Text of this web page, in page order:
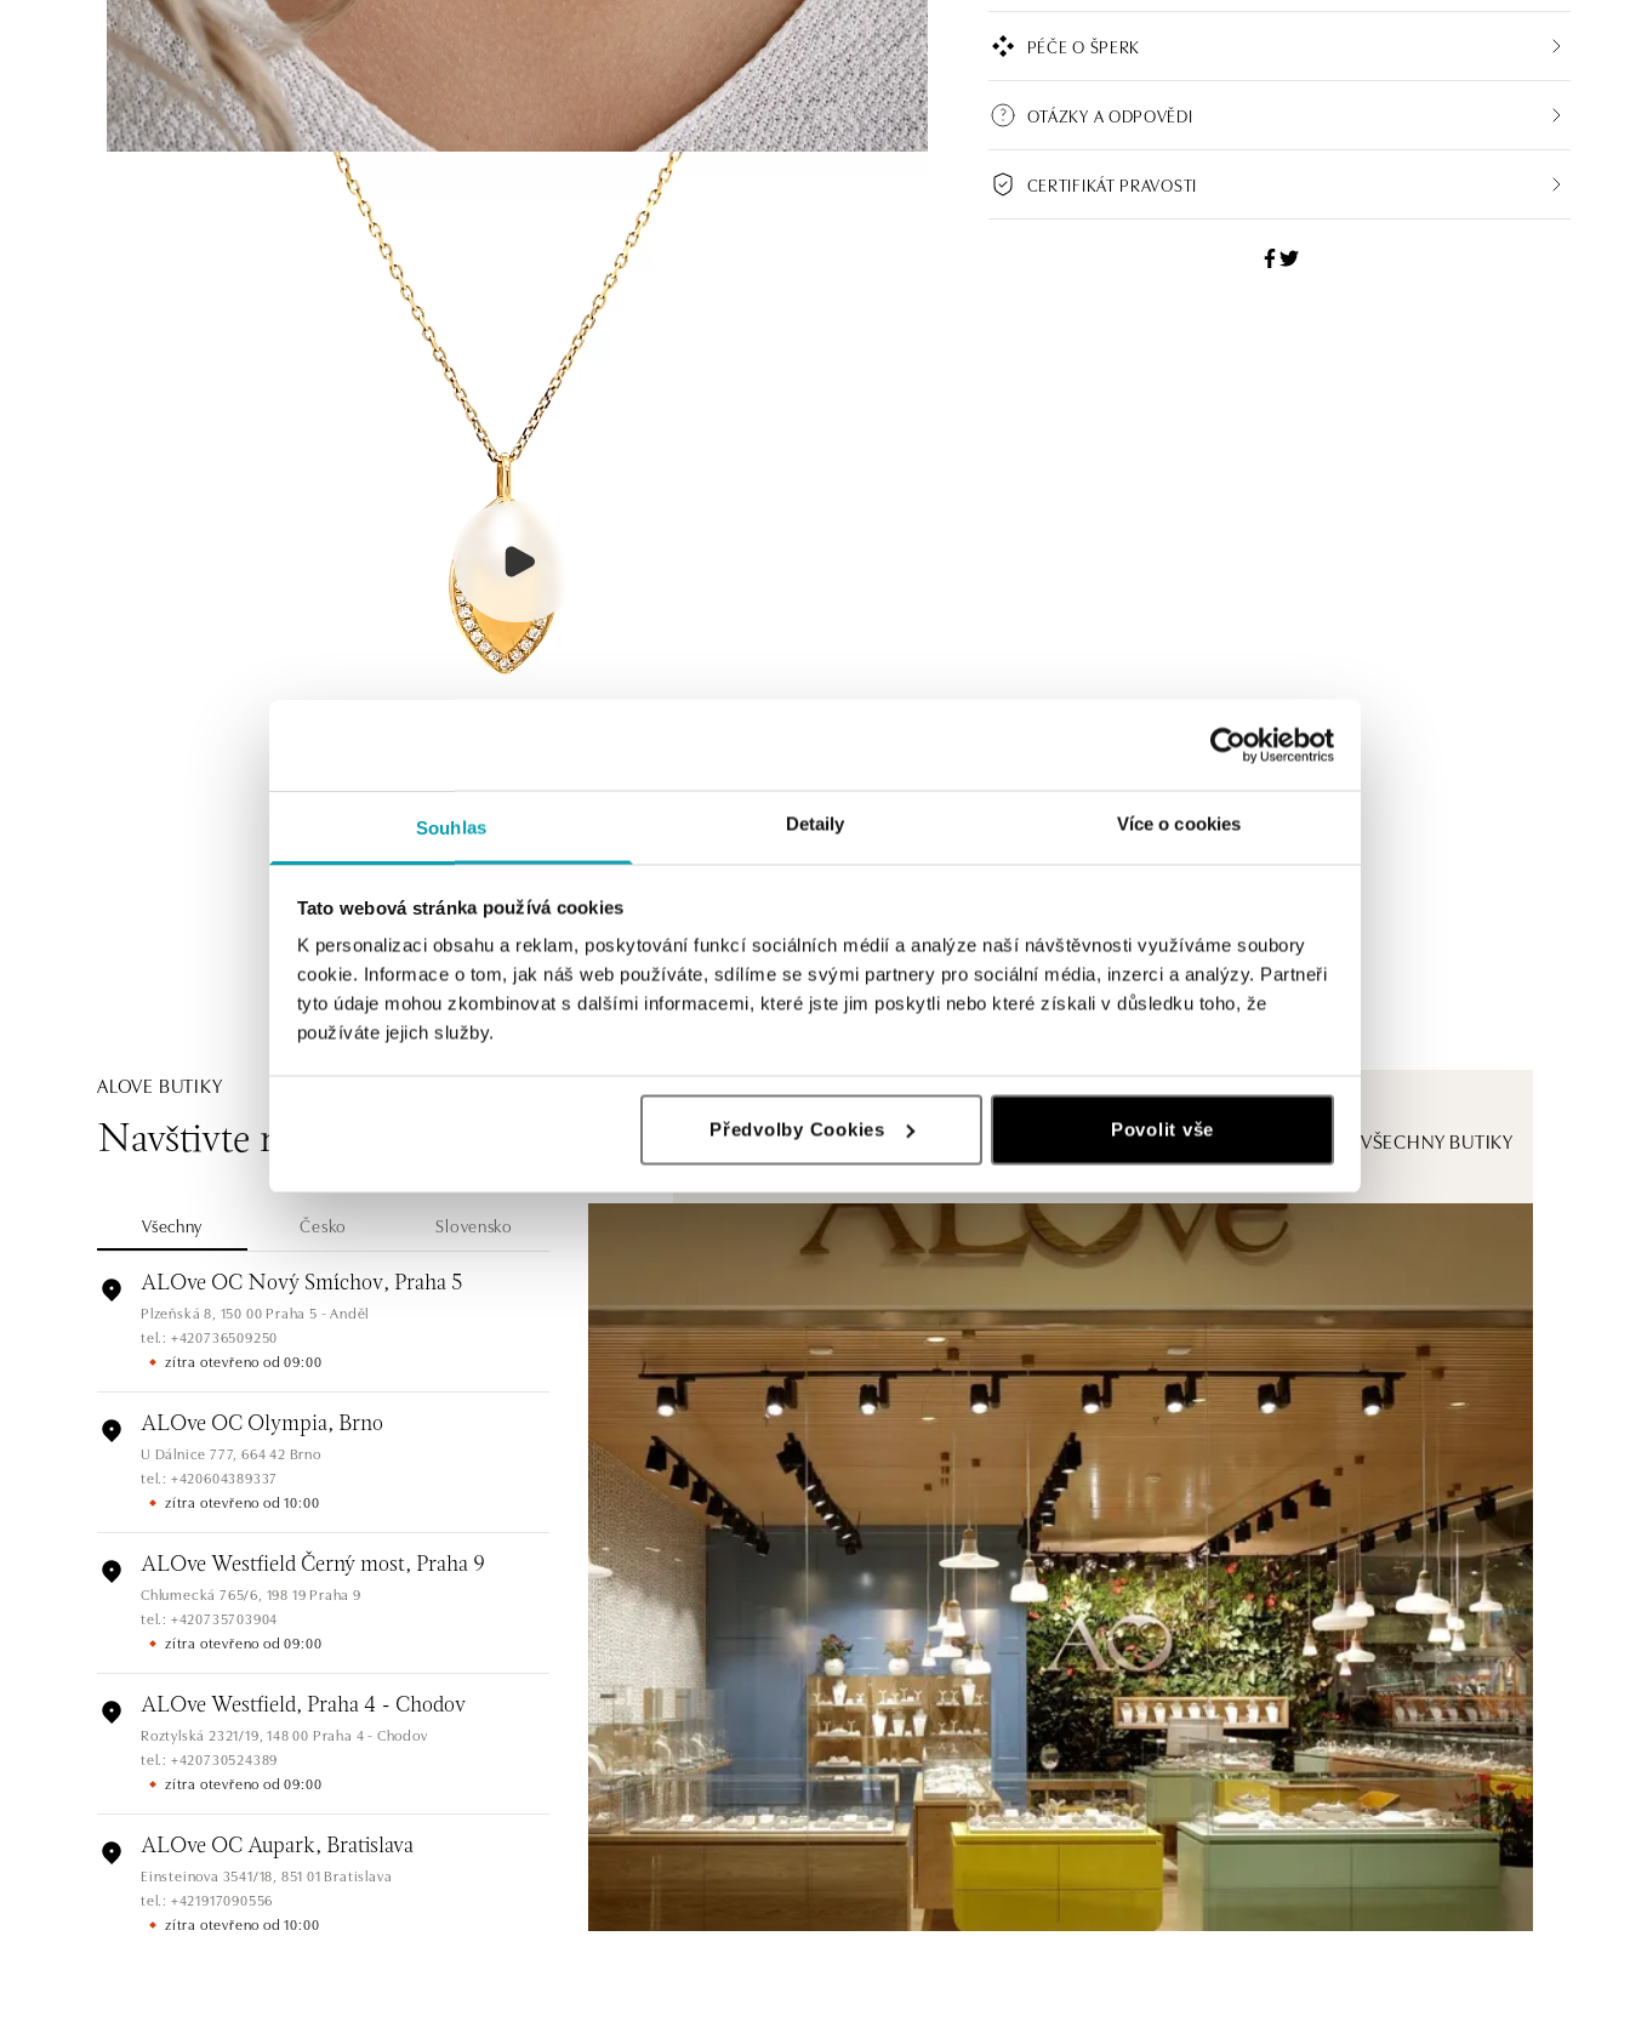
Souhlas Detaily Více o cookies
Tato webová stránka používá cookies
K personalizaci obsahu a reklam, poskytování funkcí sociálních médií a analýze naší návštěvnosti využíváme soubory
cookie. Informace o tom, jak náš web používáte, sdílíme se svými partnery pro sociální média, inzerci a analýzy. Partneři
tyto údaje mohou zkombinovat s dalšími informacemi, které jste jim poskytli nebo které získali v důsledku toho, že
používáte jejich služby.
Předvolby Cookies Povolit vše
PÉČE O ŠPERK
OTÁZKY A ODPOVĚDI
CERTIFIKÁT PRAVOSTI
ALOVE BUTIKY
Navštivte naše butiky ZOBRAZIT VŠECHNY BUTIKY
Všechny Česko Slovensko
ALOve OC Nový Smíchov, Praha 5
Plzeňská 8, 150 00 Praha 5 - Anděl
tel.: +420736509250
zítra otevřeno od 09:00
ALOve OC Olympia, Brno
U Dálnice 777, 664 42 Brno
tel.: +420604389337
zítra otevřeno od 10:00
ALOve Westfield Černý most, Praha 9
Chlumecká 765/6, 198 19 Praha 9
tel.: +420735703904
zítra otevřeno od 09:00
ALOve Westfield, Praha 4 - Chodov
Roztylská 2321/19, 148 00 Praha 4 - Chodov
tel.: +420730524389
zítra otevřeno od 09:00
ALOve OC Aupark, Bratislava
Einsteinova 3541/18, 851 01 Bratislava
tel.: +421917090556
zítra otevřeno od 10:00